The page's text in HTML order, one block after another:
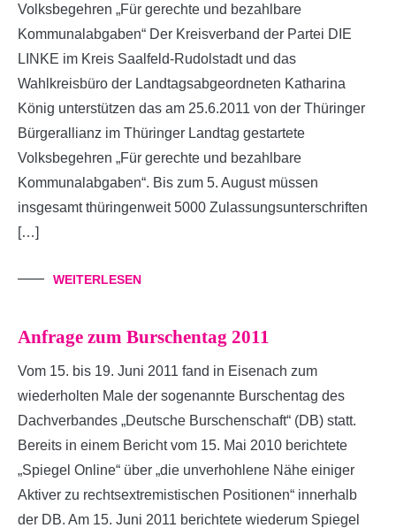
Volksbegehren „Für gerechte und bezahlbare
Kommunalabgaben“ Der Kreisverband der Partei DIE
LINKE im Kreis Saalfeld-Rudolstadt und das
Wahlkreisbüro der Landtagsabgeordneten Katharina
König unterstützen das am 25.6.2011 von der Thüringer
Bürgerallianz im Thüringer Landtag gestartete
Volksbegehren „Für gerechte und bezahlbare
Kommunalabgaben“. Bis zum 5. August müssen
insgesamt thüringenweit 5000 Zulassungsunterschriften
[…]
WEITERLESEN
Anfrage zum Burschentag 2011
Vom 15. bis 19. Juni 2011 fand in Eisenach zum
wiederholten Male der sogenannte Burschentag des
Dachverbandes „Deutsche Burschenschaft“ (DB) statt.
Bereits in einem Bericht vom 15. Mai 2010 berichtete
„Spiegel Online“ über „die unverhohlene Nähe einiger
Aktiver zu rechtsextremistischen Positionen“ innerhalb
der DB. Am 15. Juni 2011 berichtete wiederum Spiegel